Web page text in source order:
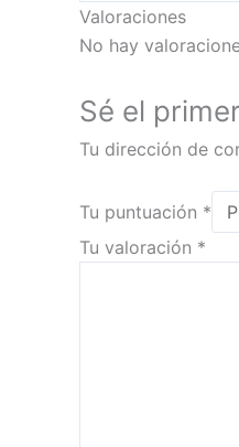
Valoraciones
No hay
Sé el
Tu dirección de
Tu puntuación *
Tu valoración *